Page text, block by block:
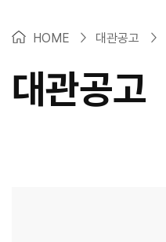
HOME > 대관공고 >
대관공고